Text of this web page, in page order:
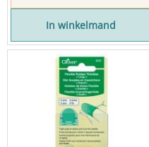
In winkelmand